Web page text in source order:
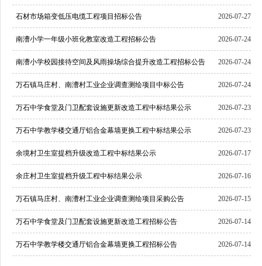
石材市场箱变低压电缆工程项目招标公告 2026-07-27
南漕小学一年级小班化教室改造工程招标公告 2026-07-24
南漕小学校园接待空间及风雨操场综合提升改造工程招标公告 2026-07-24
万石镇马庄村、南漕村工业企业调查测绘项目中标公告 2026-07-24
万石中学食堂及门卫配套设施更新改造工程中标结果公示 2026-07-23
万石中学教学楼交通厅铝合金幕墙更换工程中标结果公示 2026-07-23
余境村卫生室提档升级改造工程中标结果公示 2026-07-17
余庄村卫生室提档升级工程中标结果公示 2026-07-16
万石镇马庄村、南漕村工业企业调查测绘项目采购公告 2026-07-15
万石中学食堂及门卫配套设施更新改造工程招标公告 2026-07-14
万石中学教学楼交通厅铝合金幕墙更换工程招标公告 2026-07-14